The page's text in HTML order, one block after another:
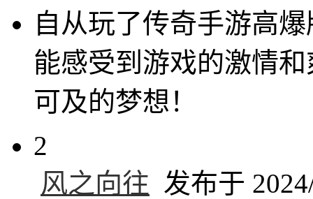
自从玩了传奇手游高
能感受到游戏的激情
可及的梦想！
2
风之向往 发布于